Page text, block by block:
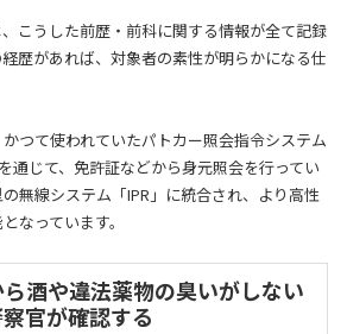
こうした前歴・前科に関する情報が全て記録
歴があれば、対象者の素性が明らかになる仕
つて使われていたパトカー照会指令システム
通じて、免許証などから身元照会を行ってい
無線システム「IPR」に統合され、より高性
なっています。
酒や違法薬物の臭いがしない
官が確認する